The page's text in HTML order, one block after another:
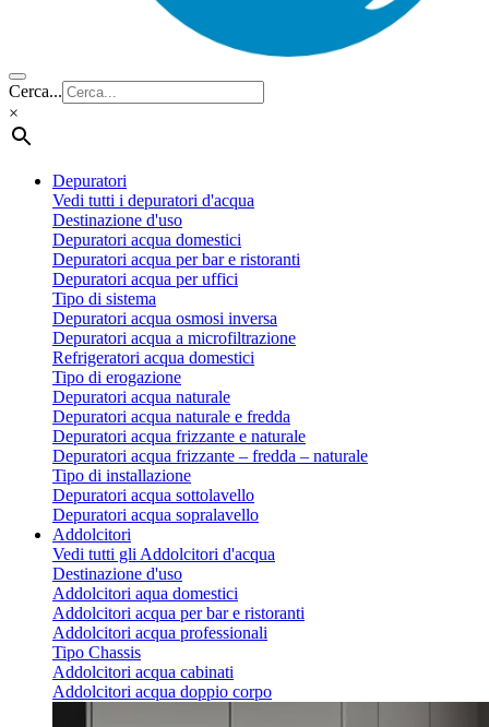
Cerca...
×
Depuratori
Vedi tutti i depuratori d'acqua
Destinazione d'uso
Depuratori acqua domestici
Depuratori acqua per bar e ristoranti
Depuratori acqua per uffici
Tipo di sistema
Depuratori acqua osmosi inversa
Depuratori acqua a microfiltrazione
Refrigeratori acqua domestici
Tipo di erogazione
Depuratori acqua naturale
Depuratori acqua naturale e fredda
Depuratori acqua frizzante e naturale
Depuratori acqua frizzante – fredda – naturale
Tipo di installazione
Depuratori acqua sottolavello
Depuratori acqua sopralavello
Addolcitori
Vedi tutti gli Addolcitori d'acqua
Destinazione d'uso
Addolcitori aqua domestici
Addolcitori acqua per bar e ristoranti
Addolcitori acqua professionali
Tipo Chassis
Addolcitori acqua cabinati
Addolcitori acqua doppio corpo